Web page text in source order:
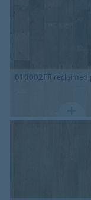
010002FR reclaimed